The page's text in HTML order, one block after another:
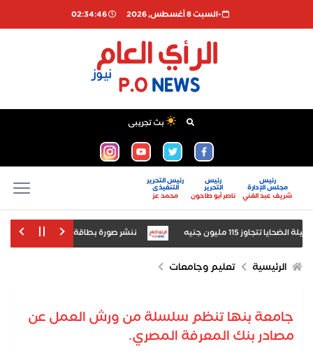
-السبت 8 أغسطس, 2026 02:34:47
بث تجريبى
رئيس
مجلس الإدارة
شريف عبد الغني
رئيس
التحرير
ناصر أبو طاحون
رئيس التحرير
التنفيذى
محمد عز
115 مليون جنيه ننشر صورة بطاقة «مستريح زفتى»
الرئيسية تعليم وجامعات
جامعة بنها تنظم سلسلة من ورش العمل عن
مصادر بنك المعرفة المصري.